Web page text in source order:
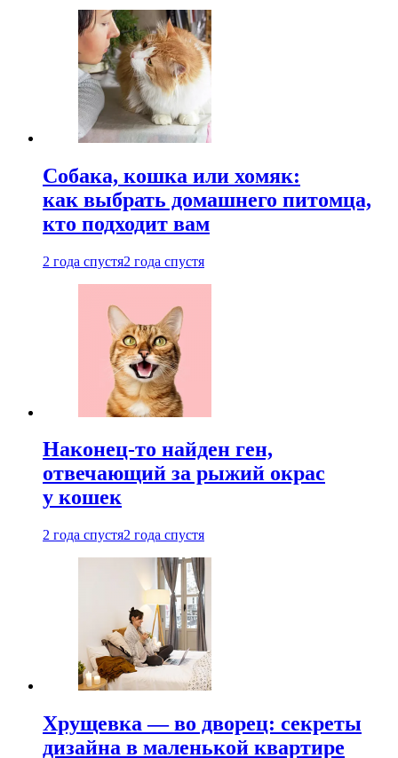
Собака, кошка или хомяк:
как выбрать домашнего питомца,
кто подходит вам
2 года спустя2 года спустя
Наконец-то найден ген,
отвечающий за рыжий окрас
у кошек
2 года спустя2 года спустя
Хрущевка — во дворец: секреты
дизайна в маленькой квартире